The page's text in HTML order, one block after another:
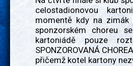
celostadionovou
momentě kdy na zimák
sponzorském choreu
kartoniádě pouze
SPONZOROVANÁ
přičemž kotel kartony